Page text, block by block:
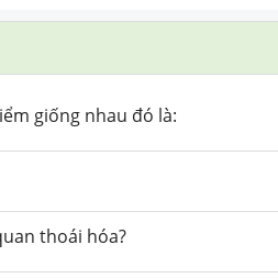
giống nhau đó là:
thoái hóa?